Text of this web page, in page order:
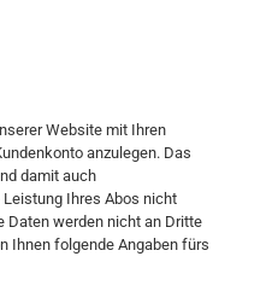
Website mit Ihren
anzulegen. Das
damit auch
Ihres Abos nicht
Daten werden nicht an Dritte
Ihnen folgende Angaben fürs